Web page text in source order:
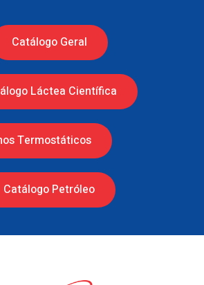
Catálogo Geral
Láctea Científica
Termostáticos
Catálogo Petróleo